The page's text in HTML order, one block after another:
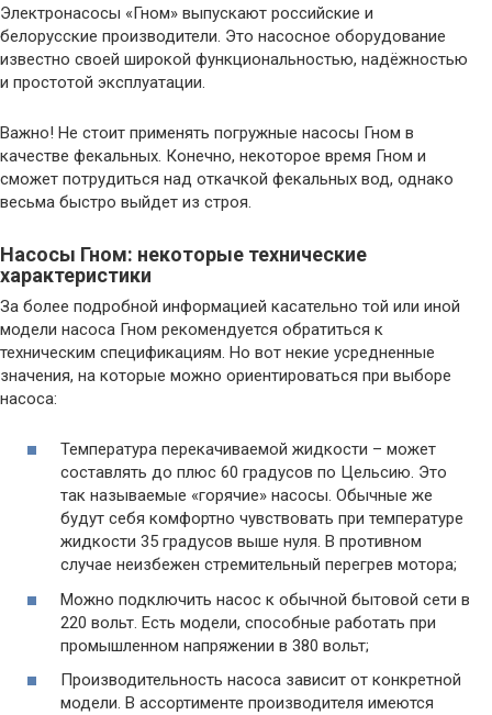
Электронасосы «Гном» выпускают российские и
белорусские производители. Это насосное оборудование
известно своей широкой функциональностью, надёжностью
и простотой эксплуатации.
Важно! Не стоит применять погружные насосы Гном в
качестве фекальных. Конечно, некоторое время Гном и
сможет потрудиться над откачкой фекальных вод, однако
весьма быстро выйдет из строя.
Насосы Гном: некоторые технические
характеристики
За более подробной информацией касательно той или иной
модели насоса Гном рекомендуется обратиться к
техническим спецификациям. Но вот некие усредненные
значения, на которые можно ориентироваться при выборе
насоса:
Температура перекачиваемой жидкости – может
составлять до плюс 60 градусов по Цельсию. Это
так называемые «горячие» насосы. Обычные же
будут себя комфортно чувствовать при температуре
жидкости 35 градусов выше нуля. В противном
случае неизбежен стремительный перегрев мотора;
Можно подключить насос к обычной бытовой сети в
220 вольт. Есть модели, способные работать при
промышленном напряжении в 380 вольт;
Производительность насоса зависит от конкретной
модели. В ассортименте производителя имеются